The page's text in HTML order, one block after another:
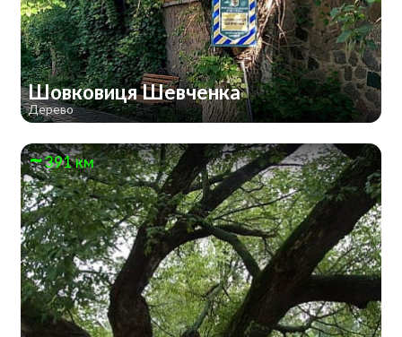
Шовковиця Шевченка
Дерево
391 км